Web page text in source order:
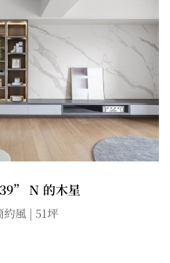
N 的木星
約風 | 51坪